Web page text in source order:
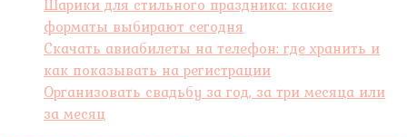
форматы выбирают сегодня
Скачать авиабилеты на телефон: где хранить и
как показывать на регистрации
Организовать свадьбу за год, за три месяца или
за месяц